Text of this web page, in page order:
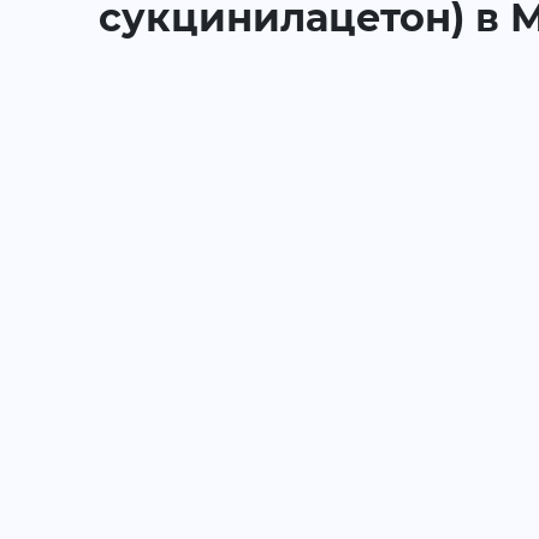
сукцинилацетон) в